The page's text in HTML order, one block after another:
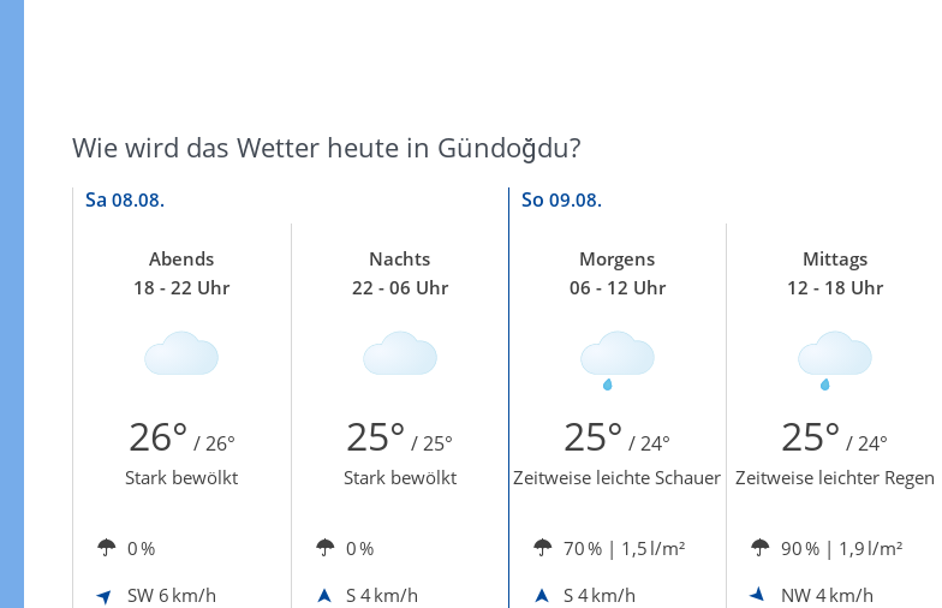
Wie wird das Wetter heute in Gündoğdu?
Sa 08.08. So 09.08.
Abends
18 - 22 Uhr
Nachts
22 - 06 Uhr
Morgens
06 - 12 Uhr
Mittags
12 - 18 Uhr
26° / 26° 25° / 25° 25° / 24° 25° / 24°
Stark bewölkt Stark bewölkt Zeitweise leichte Schauer Zeitweise leichter Regen
0 % 0 % 70 % | 1,5 l/m² 90 % | 1,9 l/m²
SW 6 km/h S 4 km/h S 4 km/h NW 4 km/h
Windgeschwindigkeiten in 3h
Zur Windgeschwindigkeitenkarte
Sonnenschein heute
Zur Sonnenscheindauerkarte